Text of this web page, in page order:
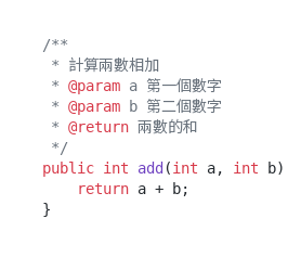
/**
* @param a 第一個數字
* @param b 第二個數字
* @return 兩數的和
*/
public int add(int a, int b)
return a + b;